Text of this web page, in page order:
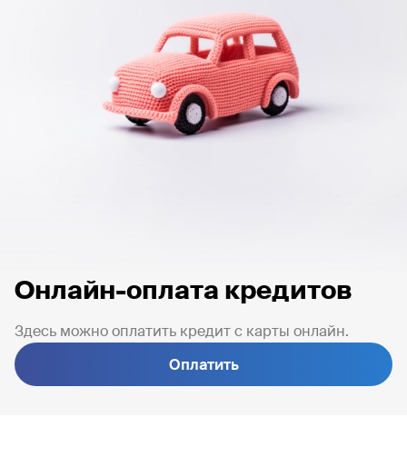
Онлайн-оплата кредитов
Здесь можно оплатить кредит с карты онлайн.
Оплатить